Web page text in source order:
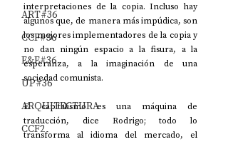
ART#36
CCF#36
E&E#36
UP#36
ARQUITECTURA
CCF2
interpretaciones de la copia. Incluso hay
algunos que, de manera más impúdica, son
los mejores implementadores de la copia y
no dan ningún espacio a la fisura, a la
esperanza, a la imaginación de una
sociedad comunista.
El capitalismo es una máquina de
traducción, dice Rodrigo; todo lo
transforma al idioma del mercado, el